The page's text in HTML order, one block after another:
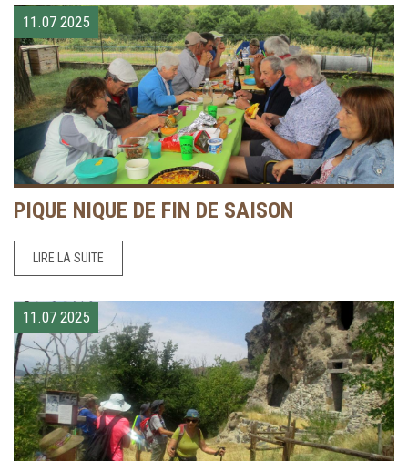
11.07 2025
PIQUE NIQUE DE FIN DE SAISON
LIRE LA SUITE
11.07 2025